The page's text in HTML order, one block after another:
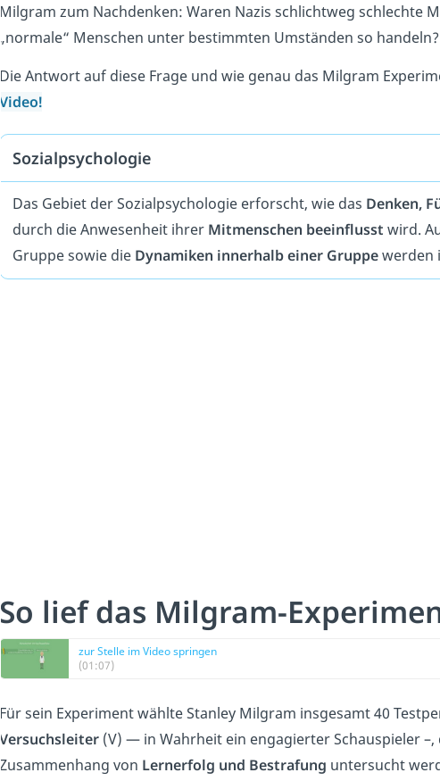
Milgram zum Nachdenken: Waren Nazis schlichtweg schlechte
„normale“ Menschen unter bestimmten Umständen so handeln?
Die Antwort auf diese Frage und wie genau das Milgram
Video!
Sozialpsychologie
Das Gebiet der Sozialpsychologie erforscht, wie das Denken,
durch die Anwesenheit ihrer Mitmenschen beeinflusst wird.
Gruppe sowie die Dynamiken innerhalb einer Gruppewerden
So lief das Milgram-
zur Stelle im Video springen
(01:07)
Für sein Experiment wählte Stanley Milgram insgesamt 40
Versuchsleiter (V) — in Wahrheit ein engagierter Schauspieler
Zusammenhang von Lernerfolg und Bestrafung untersucht